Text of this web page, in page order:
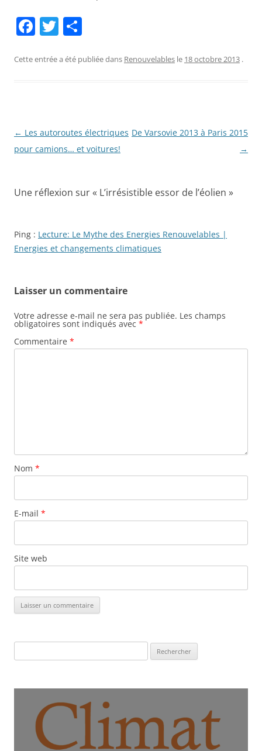
F
c
o
k
T
itt ta
Cette entrée a été publiée dans Renouvelables le 18 octobre 2013 .
Navigation
des
← Les autoroutes électriques
pour camions… et voitures!
De Varsovie 2013 à Paris 2015
→
Une réflexion sur « L’irrésistible essor de l’éolien »
Ping : Lecture: Le Mythe des Energies Renouvelables |
Energies et changements climatiques
Laisser un commentaire
Votre adresse e-mail ne sera pas publiée. Les champs
obligatoires sont indiqués avec *
Commentaire *
Nom *
E-mail *
Site web